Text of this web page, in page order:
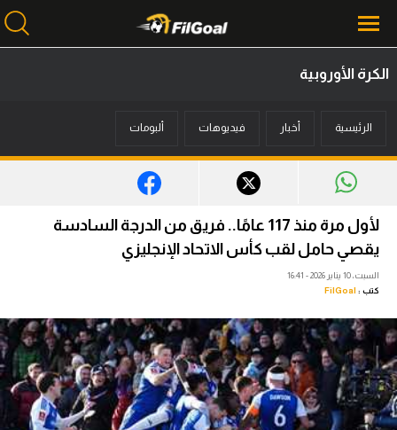
أخبار
ميركاتو
فانتازي في الجول
مسابقة التوقعات
فيديوهات
عدسات
آراء حرة
الكرة الأوروبية
الرئيسية أخبار فيديوهات ألبومات
لأول مرة منذ 117 عامًا.. فريق من الدرجة السادسة
يقصي حامل لقب كأس الاتحاد الإنجليزي
السبت، 10 يناير 2026 - 16:41
كتب : FilGoal